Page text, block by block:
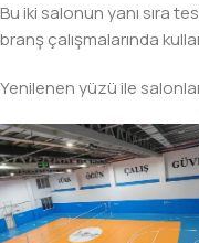
Bu iki salonun yanı sıra
branş çalışmalarında
Yenilenen yüzü ile